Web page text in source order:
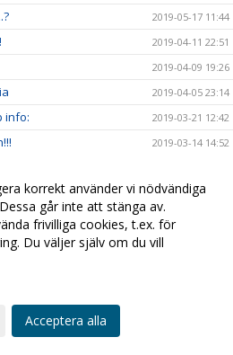
2019-05-17 11:44
2019-04-11 22:51
2019-04-09 19:26
2019-04-05 23:14
info: 2019-03-21 12:42
2019-03-14 14:52
2019-02-20 20:05
2019-02-18 16:16
2019-02-10 15:09
korrekt använder vi nödvändiga
går inte att stänga av.
frivilliga cookies, t.ex. för
Du väljer själv om du vill
Acceptera alla